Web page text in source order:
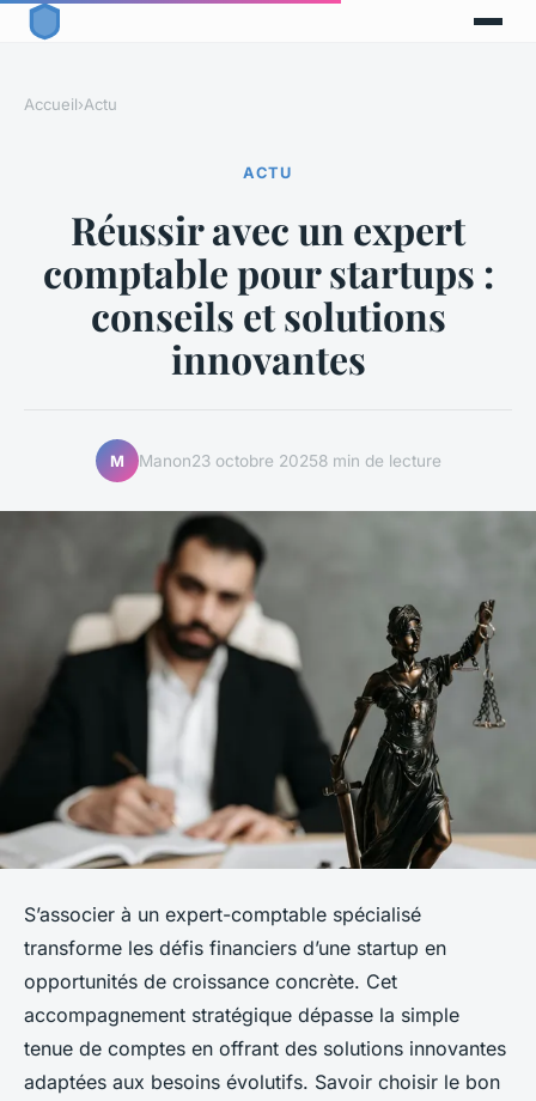
Accueil›Actu
ACTU
Réussir avec un expert
comptable pour startups :
conseils et solutions
innovantes
M Manon23 octobre 20258 min de lecture
S’associer à un expert-comptable spécialisé
transforme les défis financiers d’une startup en
opportunités de croissance concrète. Cet
accompagnement stratégique dépasse la simple
tenue de comptes en offrant des solutions innovantes
adaptées aux besoins évolutifs. Savoir choisir le bon